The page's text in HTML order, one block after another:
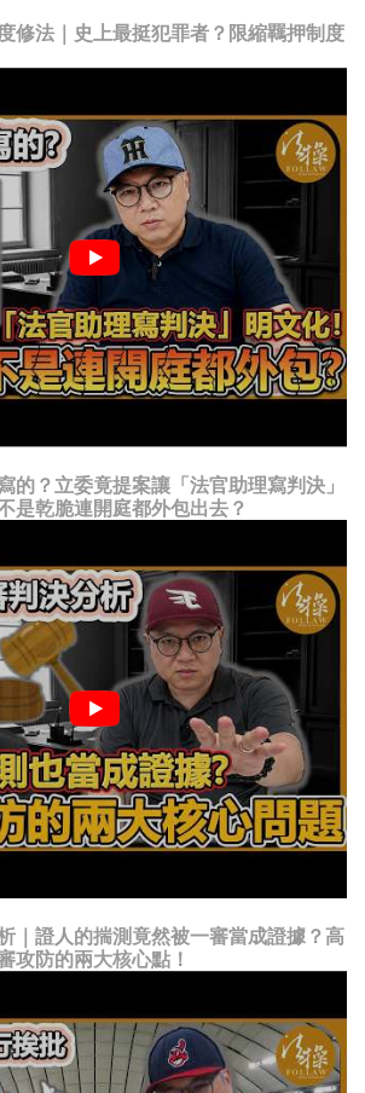
修法｜史上最挺犯罪者？限縮羈押制度
的？立委竟提案讓「法官助理寫判決」
是乾脆連開庭都外包出去？
｜證人的揣測竟然被一審當成證據？高
攻防的兩大核心點！